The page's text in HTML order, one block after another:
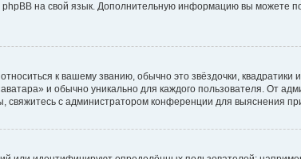
на свой язык. Дополнительную информацию вы можете
к вашему званию, обычно это звёздочки,
и обычно уникально для каждого пользователя. От
свяжитесь с администратором конференции для выяснения